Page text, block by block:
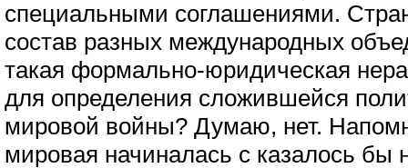
специальными соглашениями.
состав разных международных
такая формально-юридическая
для определения сложившейся
мировой войны? Думаю, нет.
мировая начиналась с казалось бы